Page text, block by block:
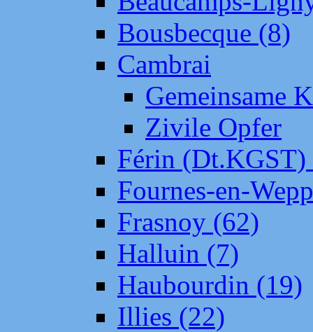
Bousbecque (8)
Cambrai
Gemeinsame
Zivile Opfer
Férin (Dt.KGST)
Fournes-en-
Frasnoy (62)
Halluin (7)
Haubourdin (19)
Illies (22)